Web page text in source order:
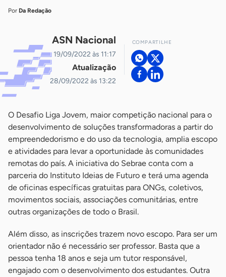
Por Da Redação
ASN Nacional
19/09/2022 às 11:17
Atualização
28/09/2022 às 13:22
COMPARTILHE
O Desafio Liga Jovem, maior competição nacional para o
desenvolvimento de soluções transformadoras a partir do
empreendedorismo e do uso da tecnologia, amplia escopo
e atividades para levar a oportunidade às comunidades
remotas do país. A iniciativa do Sebrae conta com a
parceria do Instituto Ideias de Futuro e terá uma agenda
de oficinas específicas gratuitas para ONGs, coletivos,
movimentos sociais, associações comunitárias, entre
outras organizações de todo o Brasil.
Além disso, as inscrições trazem novo escopo. Para ser um
orientador não é necessário ser professor. Basta que a
pessoa tenha 18 anos e seja um tutor responsável,
engajado com o desenvolvimento dos estudantes. Outra